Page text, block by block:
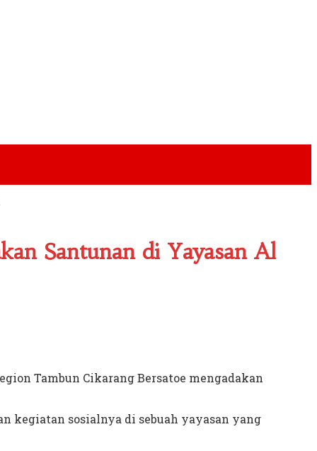
Santunan di Yayasan Al
Tambun Cikarang Bersatoe mengadakan
kegiatan sosialnya di sebuah yayasan yang